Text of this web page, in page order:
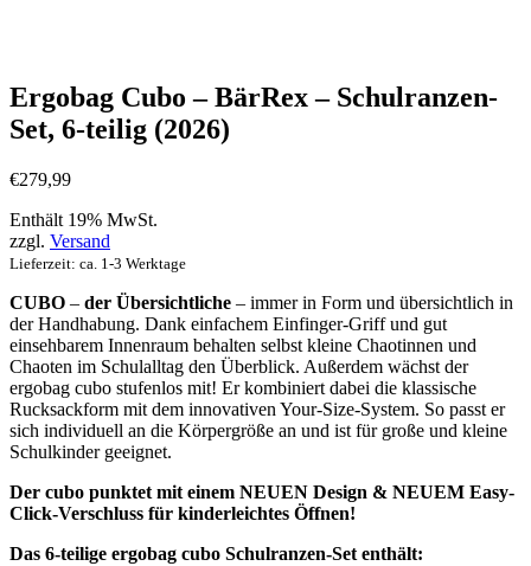
Ergobag Cubo – BärRex – Schulranzen-
Set, 6-teilig (2026)
€279,99
Enthält 19% MwSt.
zzgl. Versand
Lieferzeit: ca. 1-3 Werktage
CUBO – der Übersichtliche – immer in Form und übersichtlich in
der Handhabung. Dank einfachem Einfinger-Griff und gut
einsehbarem Innenraum behalten selbst kleine Chaotinnen und
Chaoten im Schulalltag den Überblick. Außerdem wächst der
ergobag cubo stufenlos mit! Er kombiniert dabei die klassische
Rucksackform mit dem innovativen Your-Size-System. So passt er
sich individuell an die Körpergröße an und ist für große und kleine
Schulkinder geeignet.
Der cubo punktet mit einem NEUEN Design & NEUEM Easy-
Click-Verschluss für kinderleichtes Öffnen!
Das 6-teilige ergobag cubo Schulranzen-Set enthält: